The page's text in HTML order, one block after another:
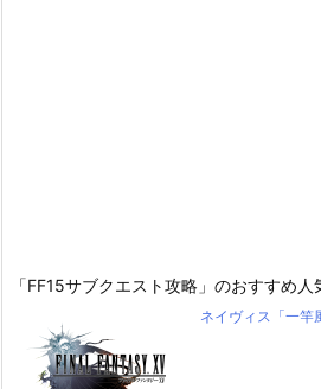
「FF15サブクエスト攻略」のおすすめ人
ネイヴィス「一竿